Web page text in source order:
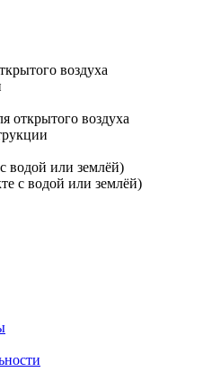
воздуха
открытого воздуха
водой или землёй)
с водой или землёй)